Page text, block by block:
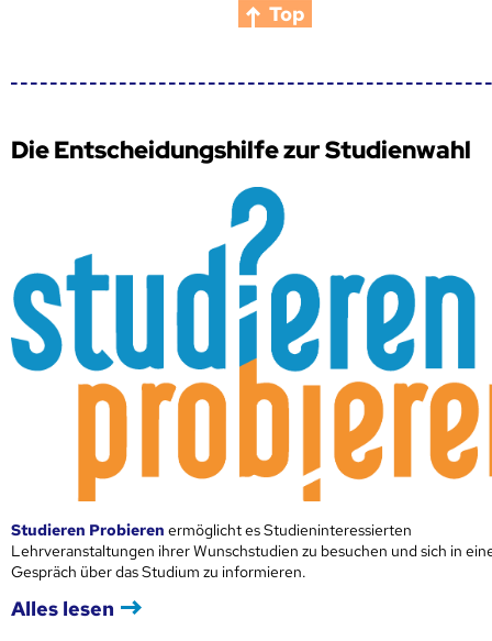
Top
Die Entscheidungshilfe zur Studienwahl
Studieren Probieren ermöglicht es Studieninteressierten
Lehrveranstaltungen ihrer Wunschstudien zu besuchen und sich in
Gespräch über das Studium zu informieren.
Alles lesen